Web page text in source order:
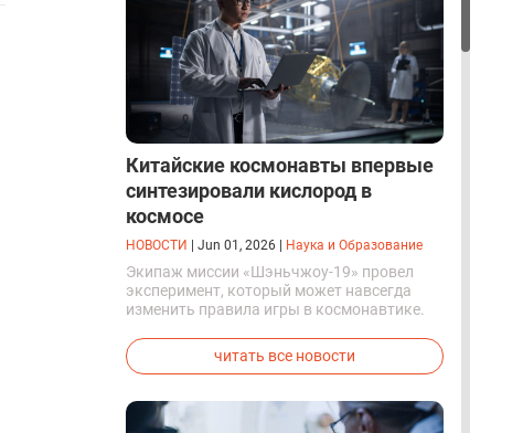
Китайские космонавты впервые
синтезировали кислород в
космосе
НОВОСТИ Jun 01, 2026 Наука и Образование
Экипаж миссии «Шэньчжоу-19» провел
эксперимент, который может навсегда
изменить правила игры в космонавтике.
успешно синтезировали кислород и
компоненты ракетного топлива с
прямо на орбите.
читать все новости